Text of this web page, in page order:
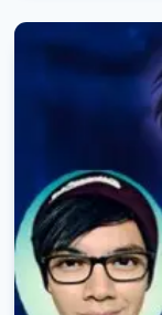
BAMBIEL